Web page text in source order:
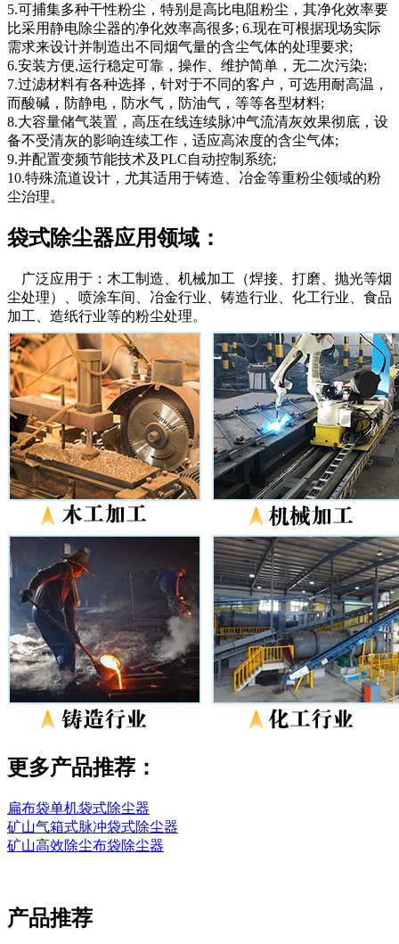
5.可捕集多种干性粉尘，特别是高比电阻粉尘，其净化效率要
比采用静电除尘器的净化效率高很多; 6.现在可根据现场实际
需求来设计并制造出不同烟气量的含尘气体的处理要求;
6.安装方便,运行稳定可靠，操作、维护简单，无二次污染;
7.过滤材料有各种选择，针对于不同的客户，可选用耐高温，
而酸碱，防静电，防水气，防油气，等等各型材料;
8.大容量储气装置，高压在线连续脉冲气流清灰效果彻底，设
备不受清灰的影响连续工作，适应高浓度的含尘气体;
9.并配置变频节能技术及PLC自动控制系统;
10.特殊流道设计，尤其适用于铸造、冶金等重粉尘领域的粉
尘治理。
袋式除尘器应用领域：
广泛应用于：木工制造、机械加工（焊接、打磨、抛光等烟
尘处理）、喷涂车间、冶金行业、铸造行业、化工行业、食品
加工、造纸行业等的粉尘处理。
更多产品推荐：
扁布袋单机袋式除尘器
矿山气箱式脉冲袋式除尘器
矿山高效除尘布袋除尘器
产品推荐